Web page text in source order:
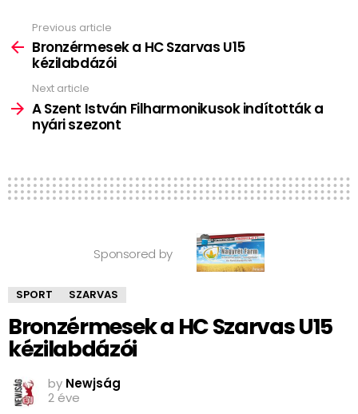
more
Previous article
Bronzérmesek a HC Szarvas U15
kézilabdázói
Next article
A Szent István Filharmonikusok indították a
nyári szezont
Sponsored by
SPORT SZARVAS
Bronzérmesek a HC Szarvas U15
kézilabdázói
by Newjság
2 éve